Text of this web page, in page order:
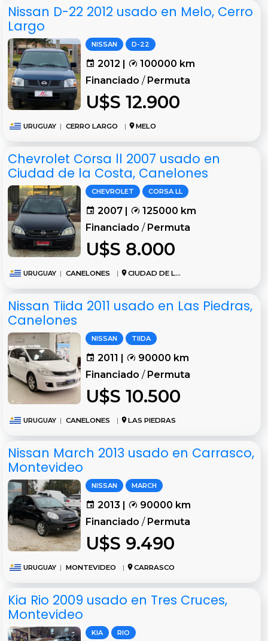
Nissan D-22 2012 usado en Melo, Cerro
Largo
NISSAN D-22
2012 |
100000 km
Financiado / Permuta
U$S 12.900
URUGUAY | CERRO LARGO | MELO
Chevrolet Corsa ll 2007 usado en
Ciudad de la Costa, Canelones
CHEVROLET CORSA LL
2007 |
125000 km
Financiado / Permuta
U$S 8.000
URUGUAY | CANELONES | CIUDAD DE LA COSTA
Nissan Tiida 2011 usado en Las Piedras,
Canelones
NISSAN TIIDA
2011 |
90000 km
Financiado / Permuta
U$S 10.500
URUGUAY | CANELONES | LAS PIEDRAS
Nissan March 2013 usado en Carrasco,
Montevideo
NISSAN MARCH
2013 |
90000 km
Financiado / Permuta
U$S 9.490
URUGUAY | MONTEVIDEO | CARRASCO
Kia Rio 2009 usado en Tres Cruces,
Montevideo
KIA RIO